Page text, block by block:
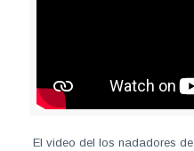
El video del los nadadores